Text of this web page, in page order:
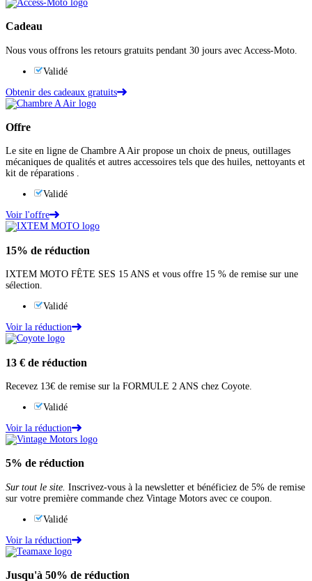
Cadeau
Nous vous offrons les retours gratuits pendant 30 jours avec Access-Moto.
Validé
Obtenir des cadeaux gratuits
Offre
Le site en ligne de Chambre A Air propose un choix de pneus, outillages
mécaniques de qualités et autres accessoires tels que des huiles, nettoyants et
kit de réparations .
Validé
Voir l'offre
15% de réduction
IXTEM MOTO FÊTE SES 15 ANS et vous offre 15 % de remise sur une
sélection.
Validé
Voir la réduction
13 € de réduction
Recevez 13€ de remise sur la FORMULE 2 ANS chez Coyote.
Validé
Voir la réduction
5% de réduction
Sur tout le site. Inscrivez-vous à la newsletter et bénéficiez de 5% de remise
sur votre première commande chez Vintage Motors avec ce coupon.
Validé
Voir la réduction
Jusqu'à 50% de réduction